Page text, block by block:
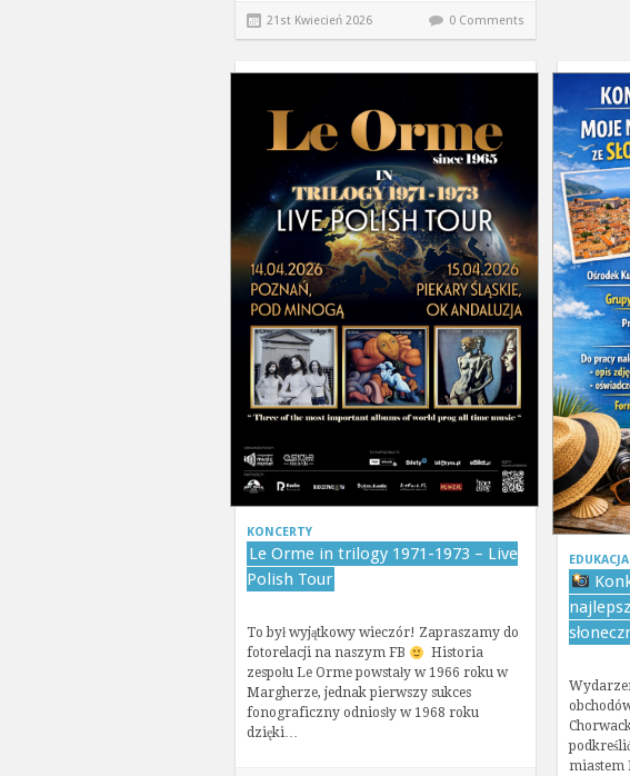
21st Kwiecień 2026 0 Comments
KONCERTY
Le Orme in trilogy 1971-1973 – Live
Polish Tour
To był wyjątkowy wieczór! Zapraszamy do
fotorelacji na naszym FB
Historia
zespołu Le Orme powstały w 1966 roku w
Margherze, jednak pierwszy sukces
fonograficzny odniosły w 1968 roku
dzięki…
EDUKACJA
miastem